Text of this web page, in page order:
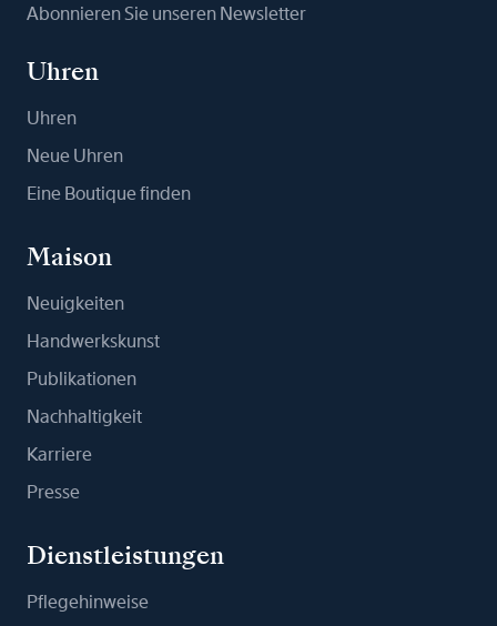
Abonnieren Sie unseren Newsletter
Uhren
Uhren
Neue Uhren
Eine Boutique finden
Maison
Neuigkeiten
Handwerkskunst
Publikationen
Nachhaltigkeit
Karriere
Presse
Dienstleistungen
Pflegehinweise